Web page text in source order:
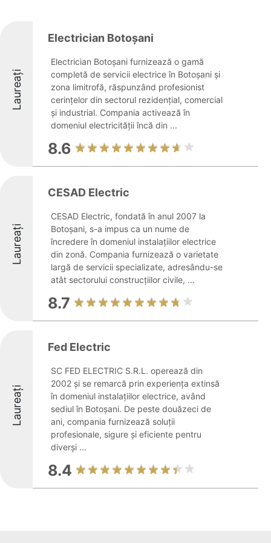
Laureați
Electrician Botoșani
Electrician Botoșani furnizează o gamă
completă de servicii electrice în Botoșani și
zona limitrofă, răspunzând profesionist
cerințelor din sectorul rezidențial, comercial
și industrial. Compania activează în
domeniul electricității încă din ...
8.6
Laureați
CESAD Electric
CESAD Electric, fondată în anul 2007 la
Botoșani, s-a impus ca un nume de
încredere în domeniul instalațiilor electrice
din zonă. Compania furnizează o varietate
largă de servicii specializate, adresându-se
atât sectorului construcțiilor civile, ...
8.7
Laureați
Fed Electric
SC FED ELECTRIC S.R.L. operează din
2002 și se remarcă prin experiența extinsă
în domeniul instalațiilor electrice, având
sediul în Botoșani. De peste douăzeci de
ani, compania furnizează soluții
profesionale, sigure și eficiente pentru
diverși ...
8.4